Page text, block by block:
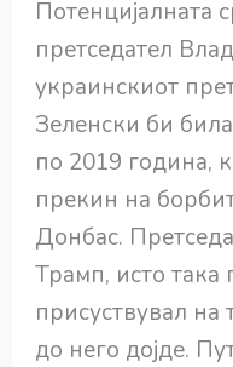
Потенцијалната
претседател
украинскиот
Зеленски би
по 2019 година,
прекин на
Донбас.
Трамп, исто така
присуствувал на
до него дојде.